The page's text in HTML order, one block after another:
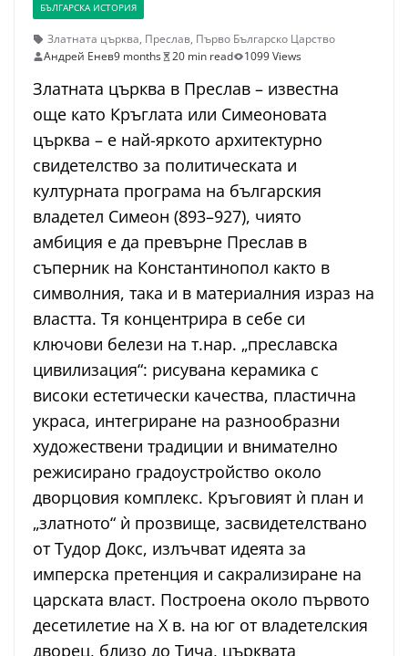
БЪЛГАРСКА ИСТОРИЯ
Златната църква, Преслав, Първо Българско Царство
Андрей Енев9 months 20 min read 1099 Views
Златната църква в Преслав – известна
още като Кръглата или Симеоновата
църква – е най-яркото архитектурно
свидетелство за политическата и
културната програма на българския
владетел Симеон (893–927), чиято
амбиция е да превърне Преслав в
съперник на Константинопол както в
символния, така и в материалния израз на
властта. Тя концентрира в себе си
ключови белези на т.нар. „преславска
цивилизация“: рисувана керамика с
високи естетически качества, пластична
украса, интегриране на разнообразни
художествени традиции и внимателно
режисирано градоустройство около
дворцовия комплекс. Кръговият ѝ план и
„златното“ ѝ прозвище, засвидетелствано
от Тудор Докс, излъчват идеята за
имперска претенция и сакрализиране на
царската власт. Построена около първото
десетилетие на Х в. на юг от владетелския
дворец, близо до Тича, църквата